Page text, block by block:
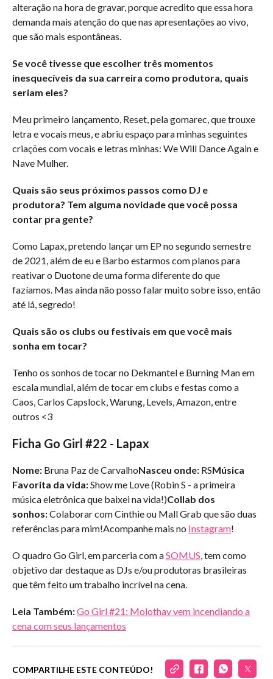
alteração na hora de gravar, porque acredito que essa hora
demanda mais atenção do que nas apresentações ao vivo,
que são mais espontâneas.
Se você tivesse que escolher três momentos
inesquecíveis da sua carreira como produtora, quais
seriam eles?
Meu primeiro lançamento, Reset, pela gomarec, que trouxe
letra e vocais meus, e abriu espaço para minhas seguintes
criações com vocais e letras minhas: We Will Dance Again e
Nave Mulher.
Quais são seus próximos passos como DJ e
produtora? Tem alguma novidade que você possa
contar pra gente?
Como Lapax, pretendo lançar um EP no segundo semestre
de 2021, além de eu e Barbo estarmos com planos para
reativar o Duotone de uma forma diferente do que
fazíamos. Mas ainda não posso falar muito sobre isso, então
até lá, segredo!
Quais são os clubs ou festivais em que você mais
sonha em tocar?
Tenho os sonhos de tocar no Dekmantel e Burning Man em
escala mundial, além de tocar em clubs e festas como a
Caos, Carlos Capslock, Warung, Levels, Amazon, entre
outros <3
Ficha Go Girl #22 - Lapax
Nome: Bruna Paz de CarvalhoNasceu onde: RSMúsica
Favorita da vida:Show me Love (Robin S - a primeira
música eletrônica que baixei na vida!)Collab dos
sonhos:Colaborar com Cinthie ou Mall Grab que são duas
referências para mim!Acompanhe mais no Instagram!
O quadro Go Girl, em parceria com aSOMUS , tem como
objetivo dar destaque as DJs e/ou produtoras brasileiras
que têm feito um trabalho incrível na cena.
Leia Também:Go Girl #21: Molothav vem incendiando a
cena com seus lançamentos
COMPARTILHE ESTE CONTEÚDO!